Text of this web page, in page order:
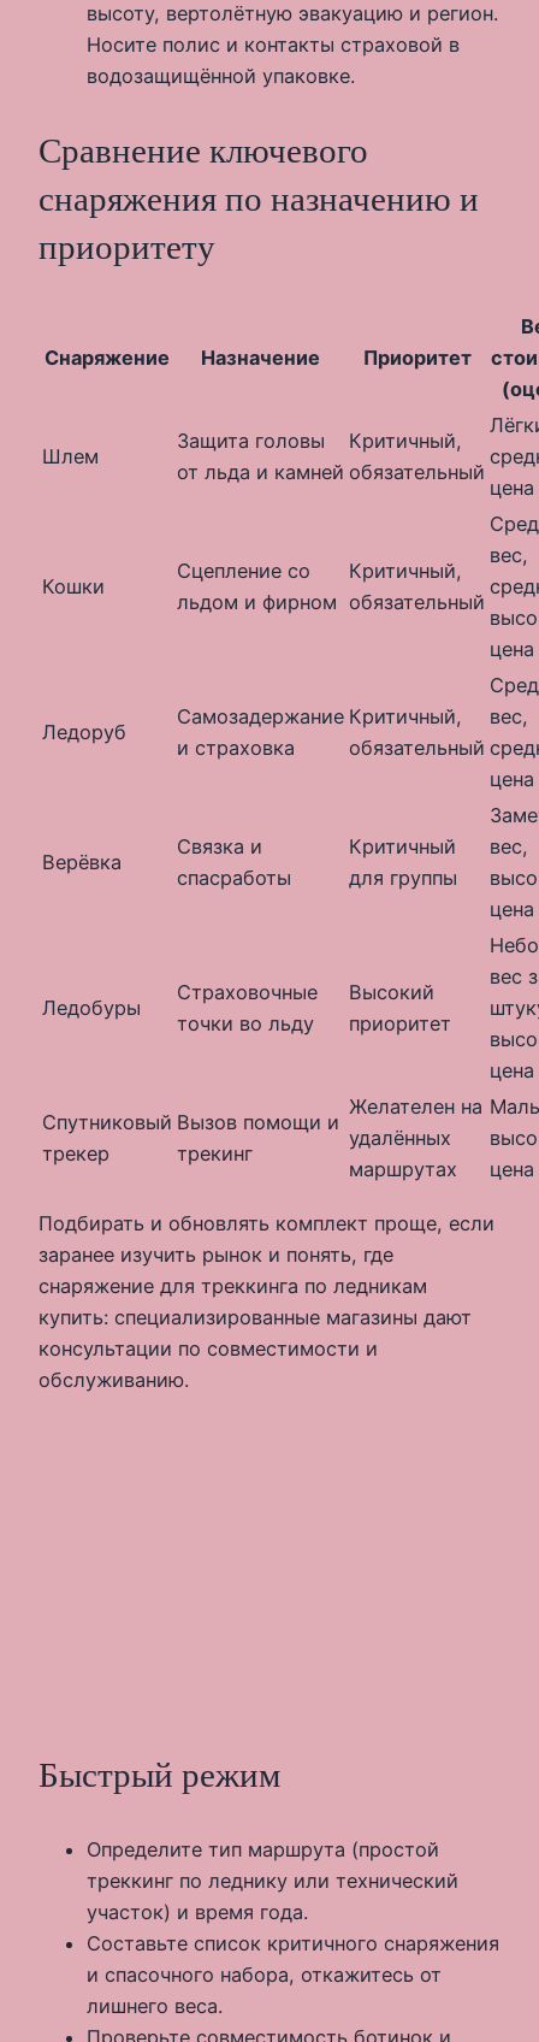
высоту, вертолётную эвакуацию и регион.
Носите полис и контакты страховой в
водозащищённой упаковке.
Сравнение ключевого
снаряжения по назначению и
приоритету
Снаряжение Назначение Приоритет
Шлем
Защита головы
от льда и камней
Критичный,
обязательный
цена
Кошки
Сцепление со
льдом и фирном
Критичный,
обязательный
вес,
цена
Ледоруб
Самозадержание
и страховка
Критичный,
обязательный
вес,
цена
Верёвка
Связка и
спасработы
Критичный
для группы
вес,
цена
Ледобуры
Страховочные
точки во льду
Высокий
приоритет
вес
цена
Спутниковый
трекер
Вызов помощи и
трекинг
Желателен на
удалённых
маршрутах
цена
Подбирать и обновлять комплект проще, если
заранее изучить рынок и понять, где
снаряжение для треккинга по ледникам
купить: специализированные магазины дают
консультации по совместимости и
обслуживанию.
Быстрый режим
Определите тип маршрута (простой
треккинг по леднику или технический
участок) и время года.
Составьте список критичного снаряжения
и спасочного набора, откажитесь от
лишнего веса.